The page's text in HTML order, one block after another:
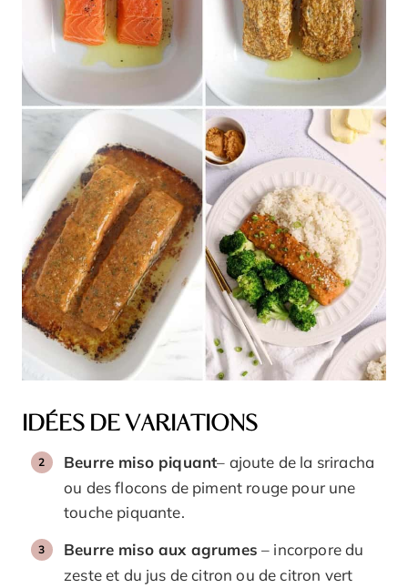
IDÉES DE VARIATIONS
Beurre miso piquant– ajoute de la sriracha
ou des flocons de piment rouge pour une
touche piquante.
Beurre miso aux agrumes – incorpore du
zeste et du jus de citron ou de citron vert